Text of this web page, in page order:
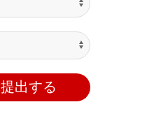
提出する